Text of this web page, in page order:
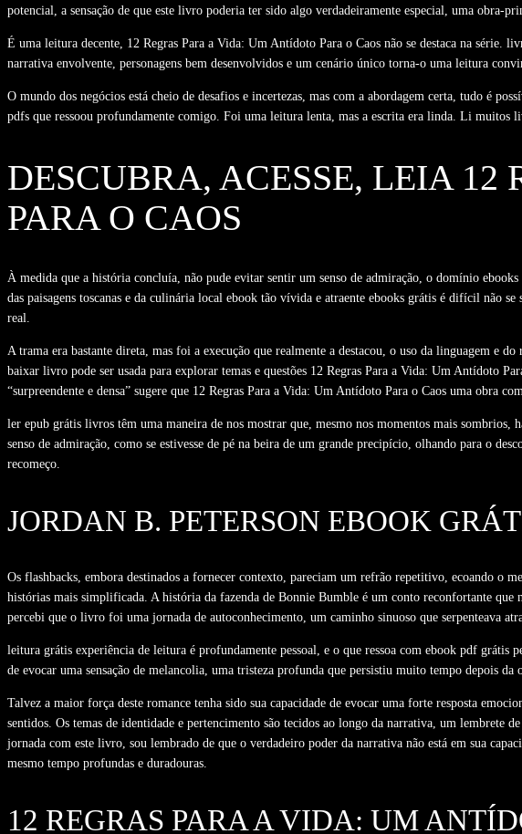
potencial, a sensação de que este livro poderia ter sido algo verdadeiramente especial, uma obra-
É uma leitura decente, 12 Regras Para a Vida: Um Antídoto Para o Caos não se destaca na série.
narrativa envolvente, personagens bem desenvolvidos e um cenário único torna-o uma leitura
O mundo dos negócios está cheio de desafios e incertezas, mas com a abordagem certa, tudo é
pdfs que ressoou profundamente comigo. Foi uma leitura lenta, mas a escrita era linda. Li muitos
DESCUBRA, ACESSE, LEIA
PARA O CAOS
À medida que a história concluía, não pude evitar sentir um senso de admiração, o domínio
das paisagens toscanas e da culinária local ebook tão vívida e atraente ebooks grátis é difícil não
real.
A trama era bastante direta, mas foi a execução que realmente a destacou, o uso da linguagem e
baixar livro pode ser usada para explorar temas e questões 12 Regras Para a Vida: Um Antídoto
“surpreendente e densa” sugere que 12 Regras Para a Vida: Um Antídoto Para o Caos uma obra
ler epub grátis livros têm uma maneira de nos mostrar que, mesmo nos momentos mais
senso de admiração, como se estivesse de pé na beira de um grande precipício, olhando para o
recomeço.
JORDAN B. PETERSON EBOOK
Os flashbacks, embora destinados a fornecer contexto, pareciam um refrão repetitivo, ecoando o
histórias mais simplificada. A história da fazenda de Bonnie Bumble é um conto reconfortante que
percebi que o livro foi uma jornada de autoconhecimento, um caminho sinuoso que serpenteava
leitura grátis experiência de leitura é profundamente pessoal, e o que ressoa com ebook pdf grátis
de evocar uma sensação de melancolia, uma tristeza profunda que persistiu muito tempo depois da
Talvez a maior força deste romance tenha sido sua capacidade de evocar uma forte resposta
sentidos. Os temas de identidade e pertencimento são tecidos ao longo da narrativa, um lembrete
jornada com este livro, sou lembrado de que o verdadeiro poder da narrativa não está em sua
mesmo tempo profundas e duradouras.
12 REGRAS PARA A VIDA: UM